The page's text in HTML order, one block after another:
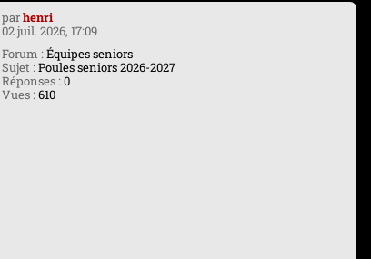
parhenri
02 juil. 2026, 17:09
Forum :Équipes seniors
Sujet :Poules seniors 2026-2027
Réponses :0
Vues :610